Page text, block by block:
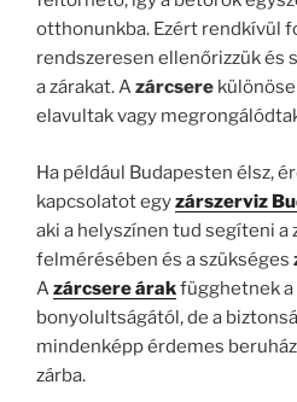
otthonunkba. Ezért rendkívül
rendszeresen ellenőrizzük és
a zárakat. Azárcsere
elavultak vagy
Ha például Budapesten élsz,
kapcsolatot egyzárszerviz
aki a helyszínen tud segíteni a
felmérésében és a szükséges
Azárcsere árakfügghetnek a
bonyolultságától, de a
mindenképp érdemes
zárba.